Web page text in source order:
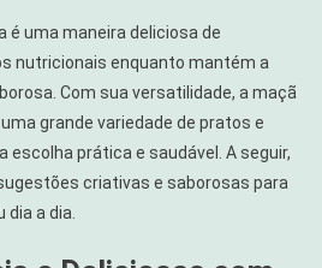
é uma maneira deliciosa de
nutricionais enquanto mantém a
Com sua versatilidade, a maçã
grande variedade de pratos e
escolha prática e saudável. A seguir,
criativas e saborosas para
dia a dia.